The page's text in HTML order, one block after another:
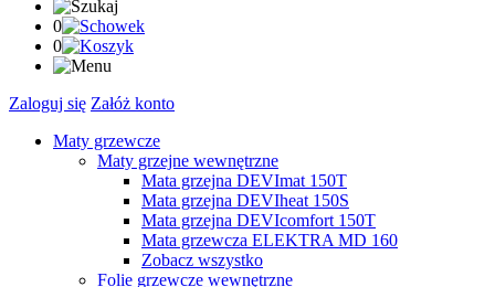
0
0
Zaloguj się Załóż konto
Maty grzewcze
Maty grzejne wewnętrzne
Mata grzejna DEVImat 150T
Mata grzejna DEVIheat 150S
Mata grzejna DEVIcomfort 150T
Mata grzewcza ELEKTRA MD 160
Zobacz wszystko
Folie grzewcze wewnętrzne